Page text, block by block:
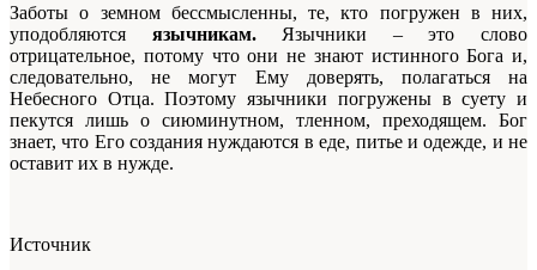
Заботы о земном бессмысленны, те, кто погружен в них,
уподобляются язычникам.Язычники – это слово
отрицательное, потому что они не знают истинного Бога и,
следовательно, не могут Ему доверять, полагаться на
Небесного Отца. Поэтому язычники погружены в суету и
пекутся лишь о сиюминутном, тленном, преходящем. Бог
знает, что Его создания нуждаются в еде, питье и одежде, и не
оставит их в нужде.
Источник